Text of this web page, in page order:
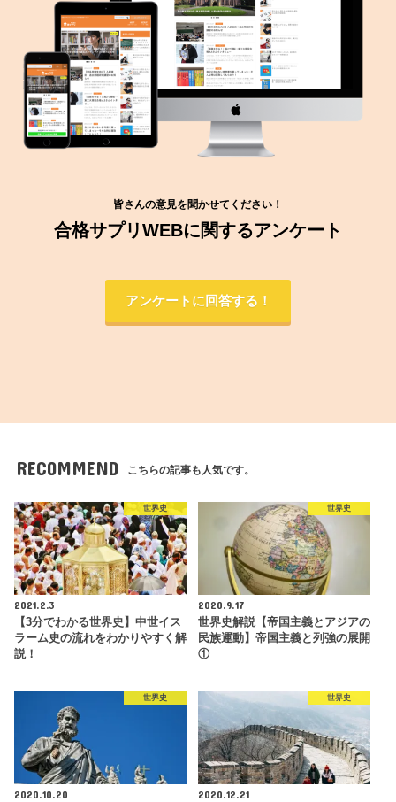
皆さんの意見を聞かせてください！
合格サプリWEBに関するアンケート
アンケートに回答する！
RECOMMEND こちらの記事も人気です。
世界史
2021.2.3
【3分でわかる世界史】中世イス
ラーム史の流れをわかりやすく解
説！
世界史
2020.9.17
世界史解説【帝国主義とアジアの
民族運動】帝国主義と列強の展開
①
世界史
2020.10.20
世界史
2020.12.21